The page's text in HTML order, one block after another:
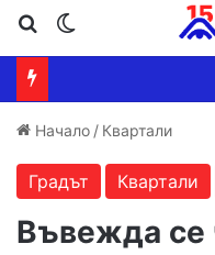
Търсене ...
Начало / Квартали
Градът Квартали
Въвежда се